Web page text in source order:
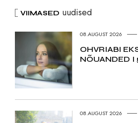
VIIMASED uudised
08.AUGUST 2026
OHVRIABI
NÕUANDED
08.AUGUST 2026